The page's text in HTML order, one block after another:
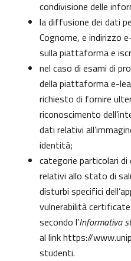
condivisione delle
la diffusione dei dati
Cognome, e indirizzo
sulla piattaforma e
nel caso di esami di
della piattaforma e-
richiesto di fornire
riconoscimento
dati relativi
identità;
categorie particolari di
relativi allo stato di
disturbi specifici
vulnerabilità
secondo l’Informativa
al linkhttps://
studenti.